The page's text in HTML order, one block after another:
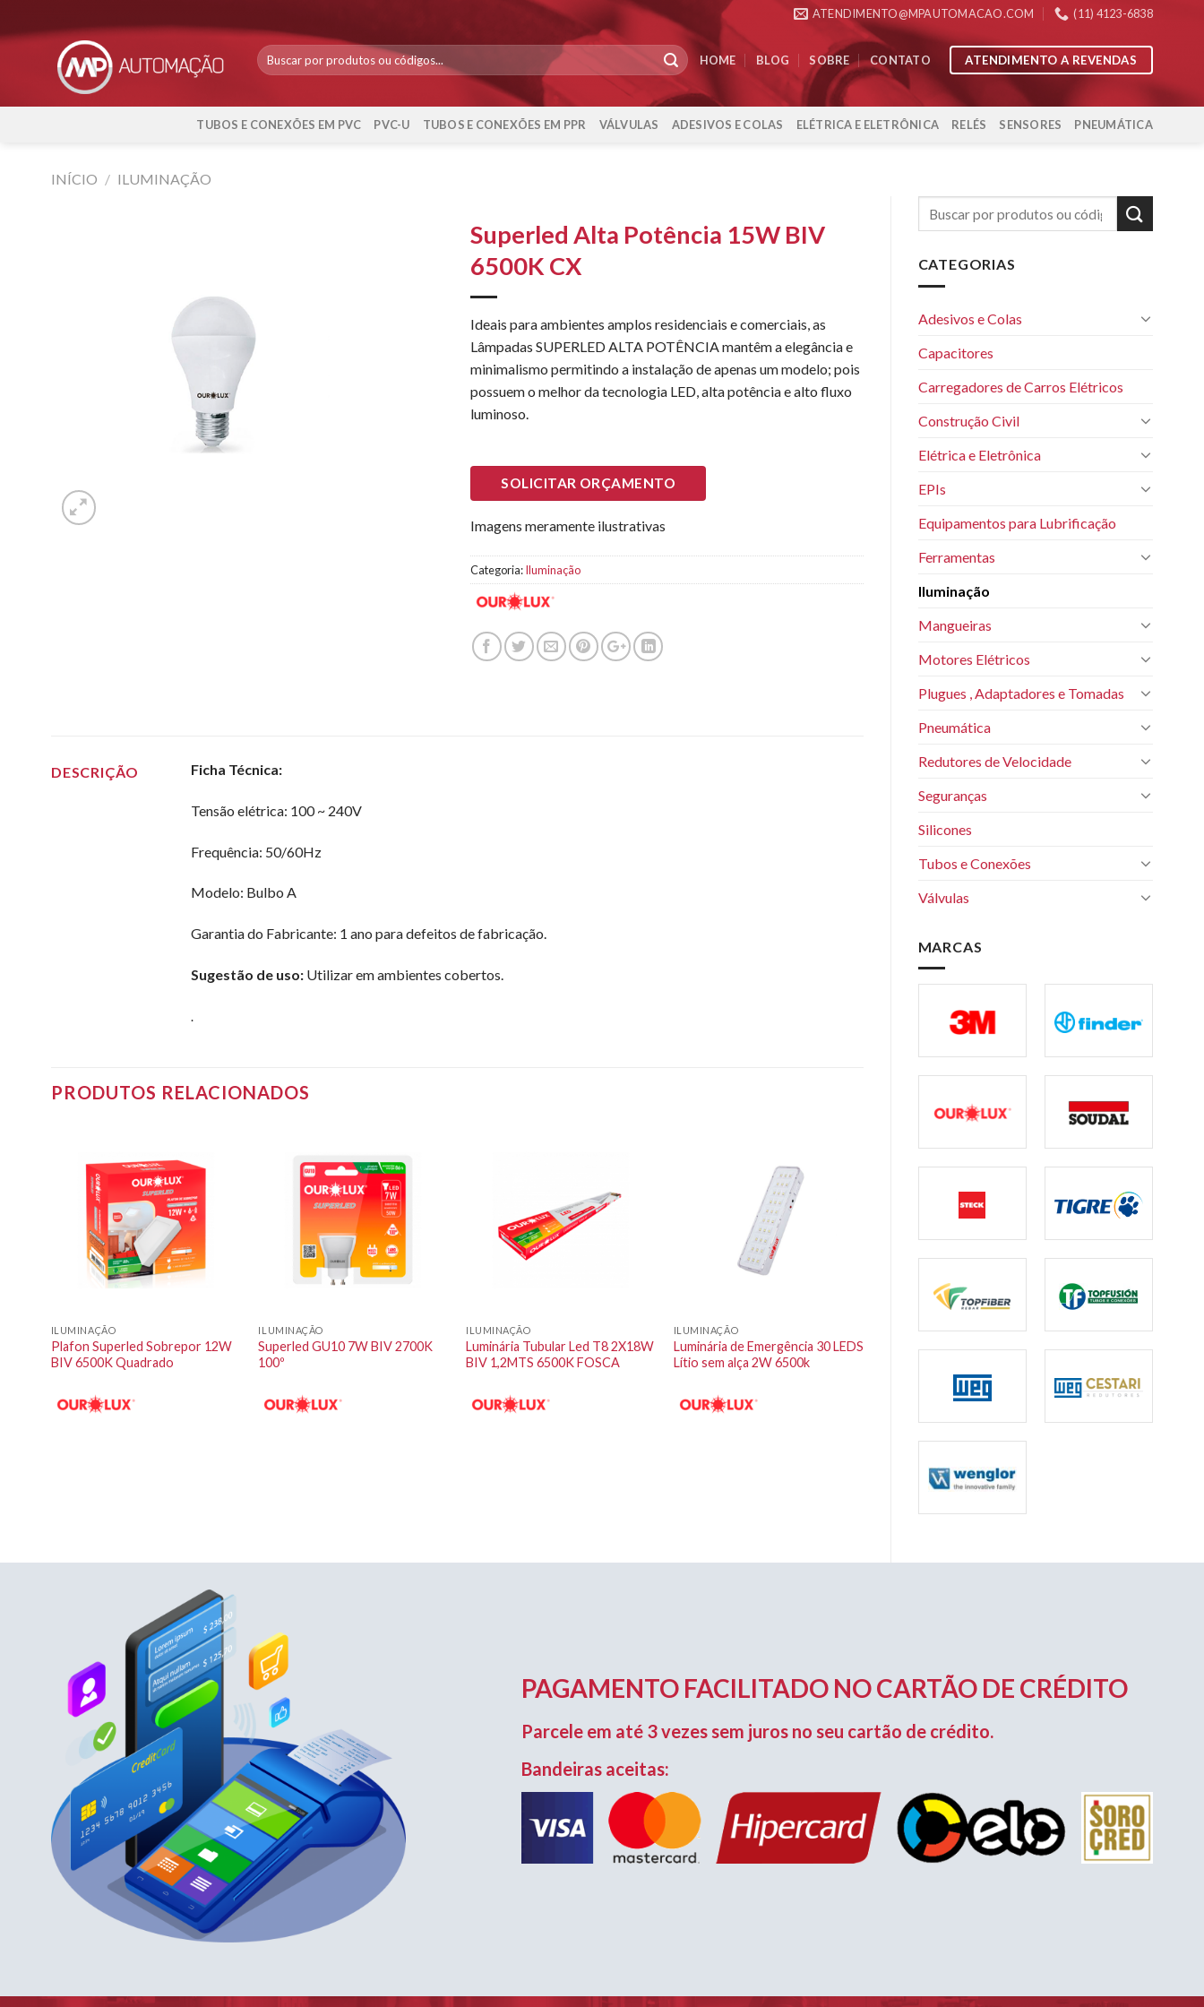
to
ATENDIMENTO@MPAUTOMACAO.COM (11) 4123-6838
HOME BLOG SOBRE CONTATO ATENDIMENTO A REVENDAS
TUBOS E CONEXÕES EM PVC PVC-U TUBOS E CONEXÕES EM PPR VÁLVULAS ADESIVOS E COLAS ELÉTRICA E ELETRÔNICA RELÉS SENSORES PNEUMÁTICA
INÍCIO / ILUMINAÇÃO
CATEGORIAS
Adesivos e Colas
Capacitores
Carregadores de Carros Elétricos
Construção Civil
Elétrica e Eletrônica
EPIs
Equipamentos para Lubrificação
Ferramentas
Iluminação
Mangueiras
Motores Elétricos
Plugues , Adaptadores e Tomadas
Pneumática
Redutores de Velocidade
Seguranças
Silicones
Tubos e Conexões
Válvulas
MARCAS
Superled Alta Potência 15W BIV
6500K CX
Ideais para ambientes amplos residenciais e comerciais, as
Lâmpadas SUPERLED ALTA POTÊNCIA mantêm a elegância e
minimalismo permitindo a instalação de apenas um modelo; pois
possuem o melhor da tecnologia LED, alta potência e alto fluxo
luminoso.
SOLICITAR ORÇAMENTO
Imagens meramente ilustrativas
Categoria:Iluminação
DESCRIÇÃO Ficha Técnica:
Tensão elétrica: 100 ~ 240V
Frequência: 50/60Hz
Modelo: Bulbo A
Garantia do Fabricante: 1 ano para defeitos de fabricação.
Sugestão de uso: Utilizar em ambientes cobertos.
.
PRODUTOS RELACIONADOS
ILUMINAÇÃO
Plafon Superled Sobrepor 12W
BIV 6500K Quadrado
ILUMINAÇÃO
Superled GU10 7W BIV 2700K
100º
ILUMINAÇÃO
Luminária Tubular Led T8 2X18W
BIV 1,2MTS 6500K FOSCA
ILUMINAÇÃO
Luminária de Emergência 30 LEDS
Lítio sem alça 2W 6500k
PAGAMENTO FACILITADO NO CARTÃO DE CRÉDITO
Parcele em até 3 vezes sem juros no seu cartão de crédito.
Bandeiras aceitas: